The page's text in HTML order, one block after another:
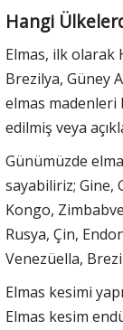
Hangi
Elmas, ilk olarak
Brezilya, Güney
elmas madenleri
edilmiş veya
Günümüzde
sayabiliriz; Gine,
Kongo,
Rusya, Çin,
Venezüella,
Elmas kesimi
Elmas kesim